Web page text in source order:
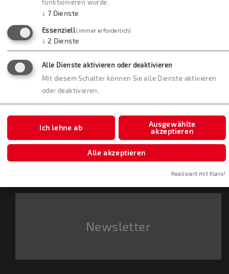
Online Shop
Newsletter
funktionieren würde.
↓ 7 Dienste
Essenziell(immer erforderlich)
↓ 2 Dienste
Alle Dienste aktivieren oder deaktivieren
Mit diesem Schalter können Sie alle Dienste aktivieren
oder deaktivieren.
Ich lehne ab
Ausgewählte
akzeptieren
Alle akzeptieren
Realisiert mit Klaro!